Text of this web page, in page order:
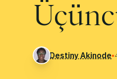
Destiny Akinode▪